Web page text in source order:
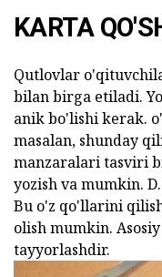
KARTA
Qutlovlar
bilan birga etiladi.
anik bo'lishi kerak.
masalan, shunday
manzaralari tasviri
yozish va mumkin.
Bu o'z qo'llarini
olish mumkin.
tayyorlashdir.